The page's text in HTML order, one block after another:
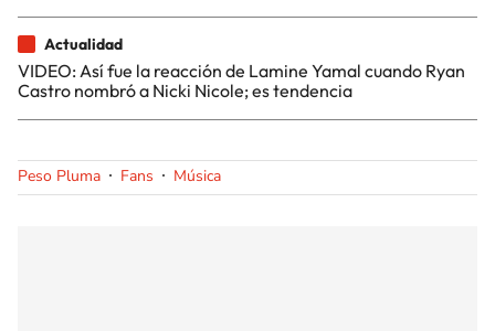
Actualidad
VIDEO: Así fue la reacción de Lamine Yamal cuando Ryan
Castro nombró a Nicki Nicole; es tendencia
Peso Pluma Fans Música